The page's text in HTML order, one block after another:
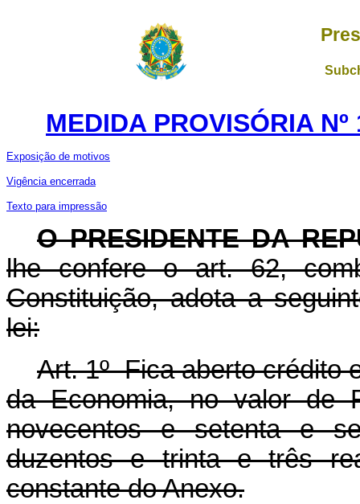
MEDIDA PROVISÓRIA
Exposição de motivos
Vigência encerrada
Texto para impressão
O PRESIDENTE DA
lhe confere o art. 62,
Constituição, adota a
lei:
Art. 1º Fica aberto crédito
da Economia, no valor de
novecentos e setenta e
duzentos e trinta e três
constante do Anexo.